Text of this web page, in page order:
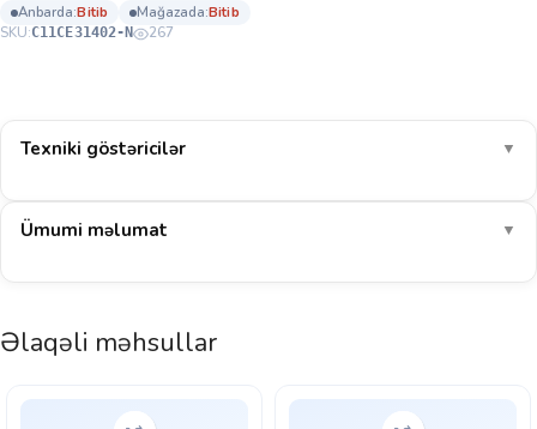
anbarda: bi̇ti̇b mağazada: bi̇ti̇b
SKU:C11CE31402-N 267
Texniki göstəricilər ▼
Ümumi məlumat ▼
Əlaqəli məhsullar